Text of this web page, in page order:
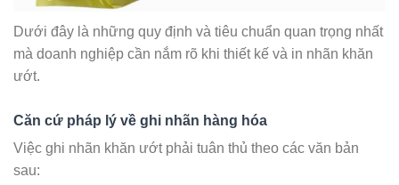
Dưới đây là những quy định và tiêu chuẩn quan trọng nhất
mà doanh nghiệp cần nắm rõ khi thiết kế và in nhãn khăn
ướt.
Căn cứ pháp lý về ghi nhãn hàng hóa
Việc ghi nhãn khăn ướt phải tuân thủ theo các văn bản
sau: